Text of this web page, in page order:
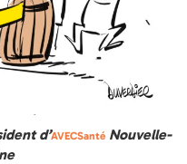
d’AVECSanté Nouvelle-